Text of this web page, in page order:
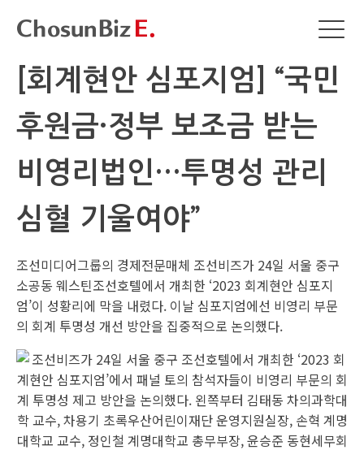
[회계현안 심포지엄] “국민
후원금·정부 보조금 받는
비영리법인…투명성 관리
심혈 기울여야”
조선미디어그룹의 경제전문매체 조선비즈가 24일 서울 중구
소공동 웨스틴조선호텔에서 개최한 ‘2023 회계현안 심포지
엄’이 성황리에 막을 내렸다. 이날 심포지엄에선 비영리 부문
의 회계 투명성 개선 방안을 집중적으로 논의했다.